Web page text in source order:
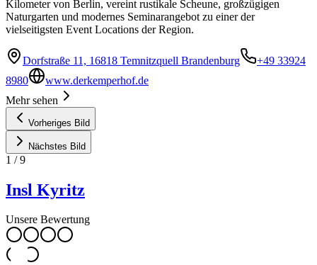
Kilometer von Berlin, vereint rustikale Scheune, großzügigen
Naturgarten und modernes Seminarangebot zu einer der
vielseitigsten Event Locations der Region.
Dorfstraße 11, 16818 Temnitzquell Brandenburg
+49 33924
8980
www.derkemperhof.de
Mehr sehen
Vorheriges Bild
Nächstes Bild
1 /9
Insl Kyritz
Unsere Bewertung